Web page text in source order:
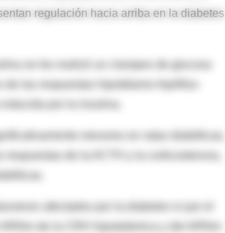
regulación hacia arriba en la diabetes
se les realizó un clampeo de glucosa
las respuestas hipotálamo-hipófiso-
por la insulina.
menores en ratas diabéticas,
afectados por la diabetes ni por el
de la CRH hipotalámica y del ARNm